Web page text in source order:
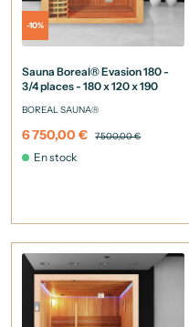
-10%
Sauna Boreal® Evasion 180 -
3/4 places - 180 x 120 x 190
BOREAL SAUNA®
6 750,00 € 7 500,00 €
En stock